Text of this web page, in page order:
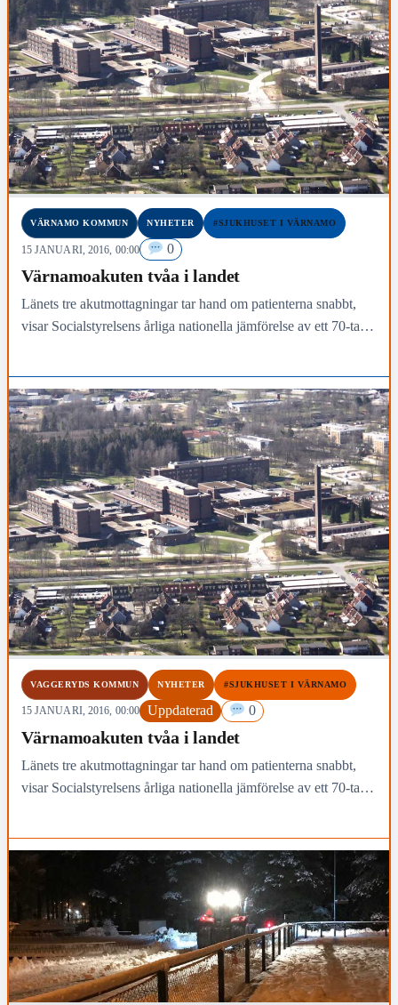
VÄRNAMO KOMMUN NYHETER #SJUKHUSET I VÄRNAMO
15 JANUARI, 2016, 00:00 0
Värnamoakuten tvåa i landet
Länets tre akutmottagningar tar hand om patienterna snabbt,
visar Socialstyrelsens årliga nationella jämförelse av ett 70-tal
VAGGERYDS KOMMUN NYHETER #SJUKHUSET I VÄRNAMO
15 JANUARI, 2016, 00:00 Uppdaterad 0
Värnamoakuten tvåa i landet
Länets tre akutmottagningar tar hand om patienterna snabbt,
visar Socialstyrelsens årliga nationella jämförelse av ett 70-tal